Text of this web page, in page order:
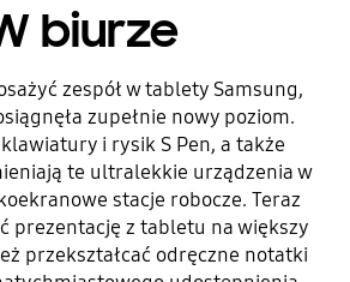
biurze
zespół w tablety Samsung,
zupełnie nowy poziom.
i rysik S Pen, a także
te ultralekkie urządzenia w
stacje robocze. Teraz
prezentację z tabletu na większy
przekształcać odręczne notatki